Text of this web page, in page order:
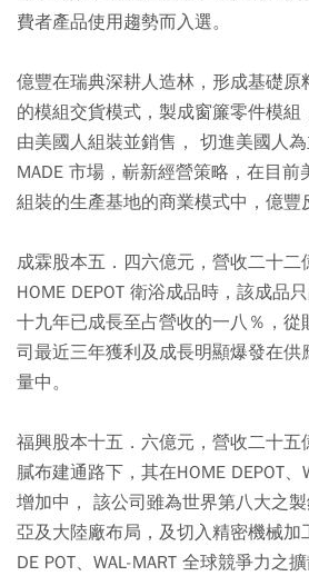
費者產品使用趨勢而入選。
億豐在瑞典深耕人造林，形成基礎原
的模組交貨模式，製成窗簾零件模組
由美國人組裝並銷售， 切進美國人為
MADE 市場，嶄新經營策略，在目
組裝的生產基地的商業模式中，億豐
成霖股本五．四六億元，營收二十二
HOME DEPOT 衛浴成品時，該成品
十九年已成長至占營收的一八％，從
司最近三年獲利及成長明顯爆發在供
量中。
福興股本十五．六億元，營收二十五
膩布建通路下，其在HOME DEPOT、
增加中， 該公司雖為世界第八大之
亞及大陸廠布局，及切入精密機械加
DE POT、WAL-MART 全球競爭力之